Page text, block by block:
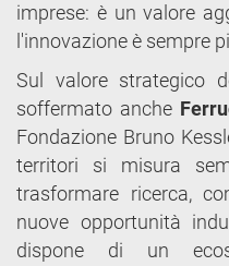
imprese: è un valore
l'innovazione è sempre
Sul valore strategico
soffermato anche
Fondazione Bruno
territori si misura
trasformare ricerca,
nuove opportunità
dispone di un